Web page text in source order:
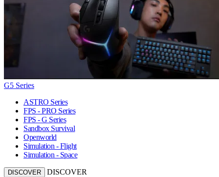
G5 Series
ASTRO Series
FPS - PRO Series
FPS - G Series
Sandbox Survival
Openworld
Simulation - Flight
Simulation - Space
DISCOVER DISCOVER